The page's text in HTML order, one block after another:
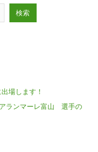
検索
場します！
ランマーレ富山 選手の